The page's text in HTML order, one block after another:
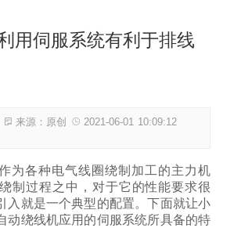
用伺服系统有利于排线
来源：原创
2021-06-01 10:09:12
为各种电气线圈绕制加工的主力机
制过程之中，对于它的性能要求很
入就是一个典型的配置。下面就让小
动绕线机应用的伺服系统所具备的特